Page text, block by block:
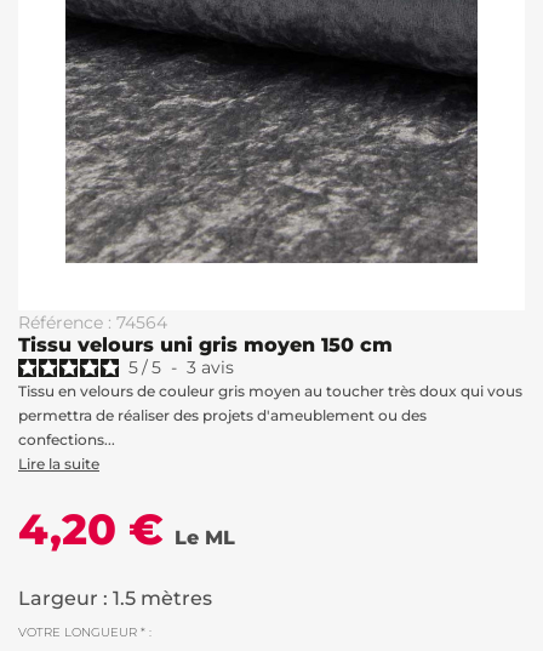
Référence : 74564
Tissu velours uni gris moyen 150 cm
5/5 - 3 avis
Tissu en velours de couleur gris moyen au toucher très doux qui vous
permettra de réaliser des projets d'ameublement ou des
confections...
Lire la suite
4,20 € Le ML
Largeur : 1.5 mètres
VOTRE LONGUEUR * :